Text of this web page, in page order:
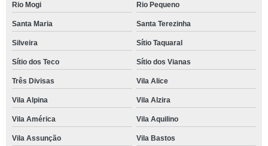
Rio Mogi Rio Pequeno
Santa Maria Santa Terezinha
Silveira Sítio Taquaral
Sítio dos Teco Sítio dos Vianas
Três Divisas Vila Alice
Vila Alpina Vila Alzira
Vila América Vila Aquilino
Vila Assunção Vila Bastos